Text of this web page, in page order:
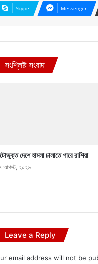
Skype Messenger
সংশ্লিষ্ট সংবাদ
দেশে হামলা চালাতে পারে রাশিয়া
৭ আগস্ট, ২০২৬
Leave a Reply
email address will not be